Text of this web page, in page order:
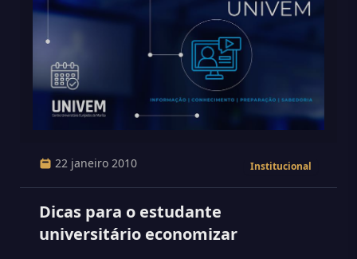
22 janeiro 2010 Institucional
Dicas para o estudante
universitário economizar